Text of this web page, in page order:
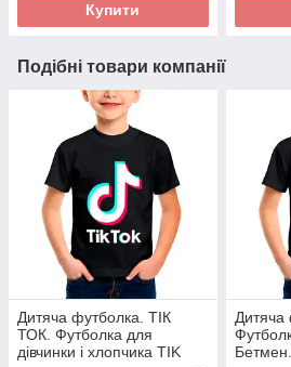
Купити
Подібні товари компанії
Дитяча футболка. ТІК
ТОК. Футболка для
дівчинки і хлопчика TIK
Дитяча